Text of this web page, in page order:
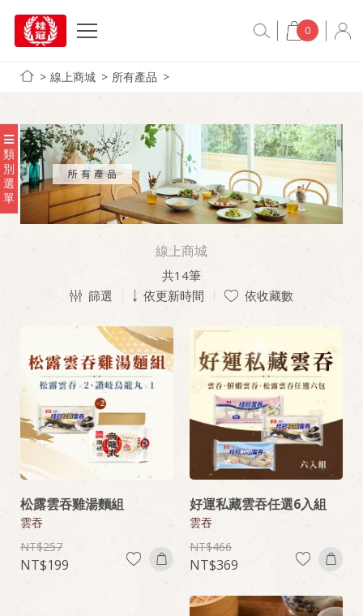
0
線上商城 所有產品
類
別
選
單
線上商城
共14筆
篩選
依更新時間 依收藏數
松露雲吞雞湯麵組
雲吞
257
199
好運私藏雲吞任選6入組
雲吞
466
369